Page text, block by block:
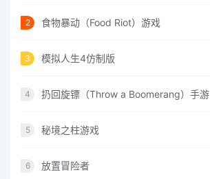
2 食物暴动（Food Riot）游戏
3 模拟人生4仿制版
4 扔回旋镖（Throw a Boomerang）手游
5 秘境之柱游戏
6 放置冒险者